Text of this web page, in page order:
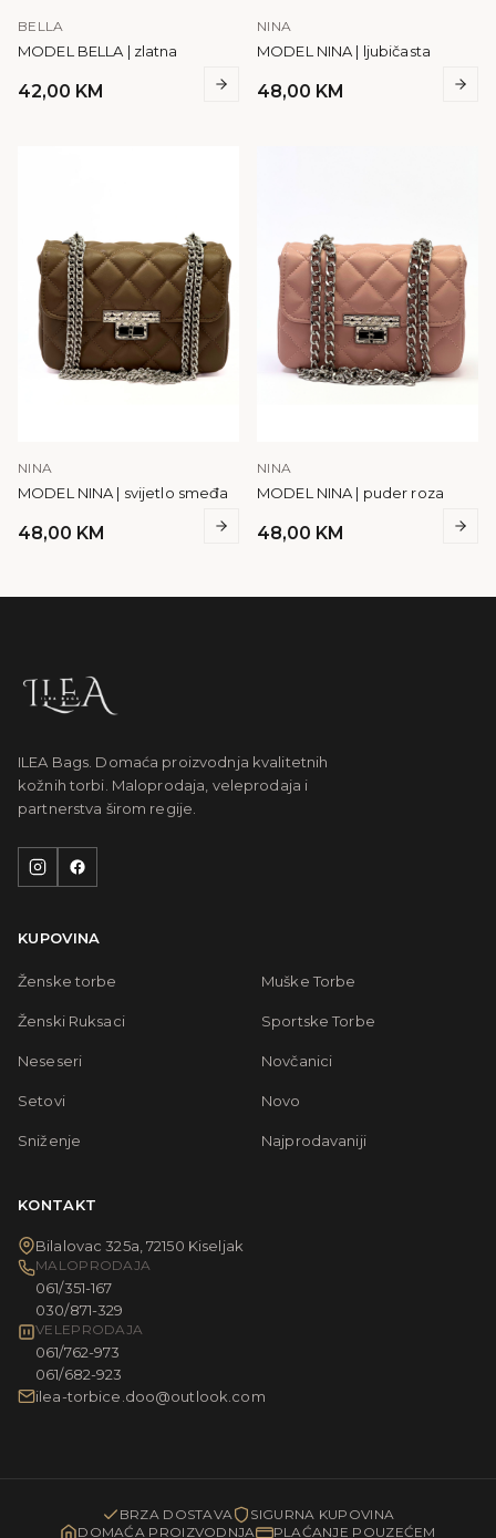
BELLA
MODEL BELLA | zlatna
42,00 KM
NINA
MODEL NINA | ljubičasta
48,00 KM
NINA
MODEL NINA | svijetlo smeđa
48,00 KM
NINA
MODEL NINA | puder roza
48,00 KM
ILEA Bags. Domaća proizvodnja kvalitetnih
kožnih torbi. Maloprodaja, veleprodaja i
partnerstva širom regije.
KUPOVINA
Ženske torbe Muške Torbe
Ženski Ruksaci Sportske Torbe
Neseseri Novčanici
Setovi Novo
Sniženje Najprodavaniji
KONTAKT
Bilalovac 325a, 72150 Kiseljak
MALOPRODAJA
061/351-167
030/871-329
VELEPRODAJA
061/762-973
061/682-923
ilea-torbice.doo@outlook.com
BRZA DOSTAVA
SIGURNA KUPOVINA
DOMAĆA PROIZVODNJA
PLAĆANJE POUZEĆEM